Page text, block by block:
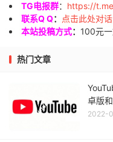
TG电报群： https://
联系Q Q：
点击此处对话
本站投稿方式： 100元一
热门文章
卓版
2022-